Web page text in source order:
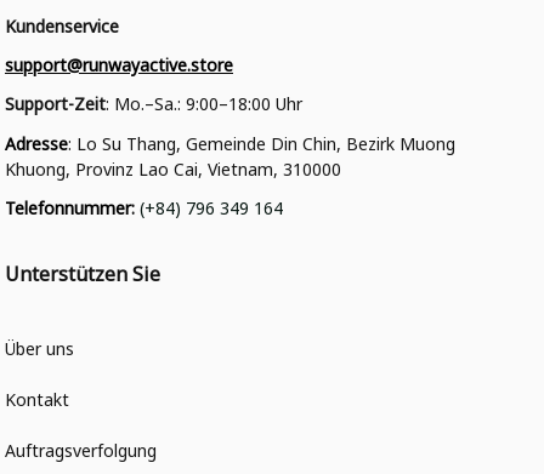
Kundenservice
support@runwayactive.store
Support-Zeit: Mo.–Sa.: 9:00–18:00 Uhr
Adresse: Lo Su Thang, Gemeinde Din Chin, Bezirk Muong
Khuong, Provinz Lao Cai, Vietnam, 310000
Telefonnummer: (+84) 796 349 164
Unterstützen Sie
Über uns
Kontakt
Auftragsverfolgung